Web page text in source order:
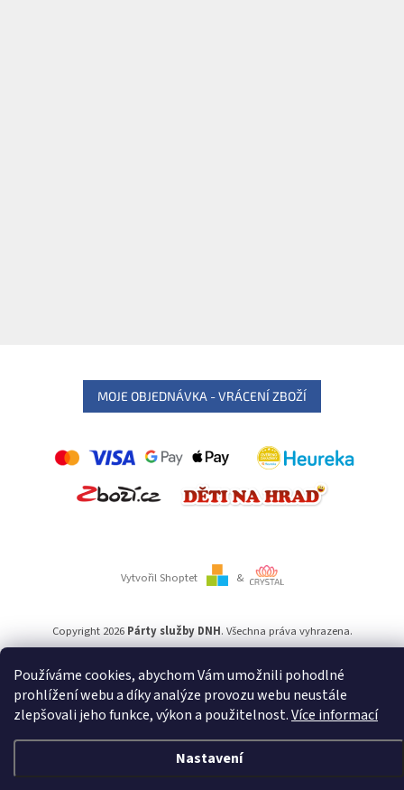
Používáme cookies, abychom Vám umožnili pohodlné
prohlížení webu a díky analýze provozu webu neustále
zlepšovali jeho funkce, výkon a použitelnost.Více informací
Nastavení
MOJE OBJEDNÁVKA - VRÁCENÍ ZBOŽÍ
Vytvořil Shoptet &
Copyright 2026 Párty služby DNH. Všechna práva vyhrazena.
Používámeověření věku Adulto